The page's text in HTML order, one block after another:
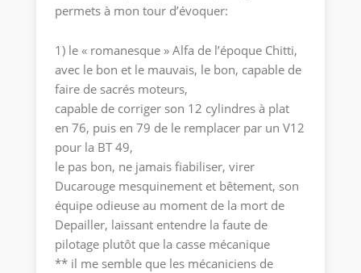
permets à mon tour d’évoquer:
1) le « romanesque » Alfa de l’époque Chitti,
avec le bon et le mauvais, le bon, capable de
faire de sacrés moteurs,
capable de corriger son 12 cylindres à plat
en 76, puis en 79 de le remplacer par un V12
pour la BT 49,
le pas bon, ne jamais fiabiliser, virer
Ducarouge mesquinement et bêtement, son
équipe odieuse au moment de la mort de
Depailler, laissant entendre la faute de
pilotage plutôt que la casse mécanique
** il me semble que les mécaniciens de